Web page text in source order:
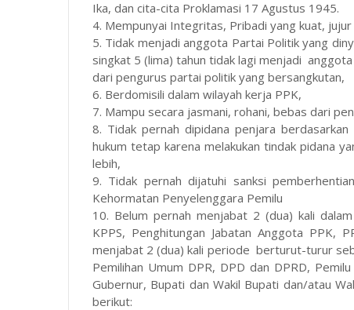
Ika, dan cita-cita Proklamasi 17 Agustus 1945.
4. Mempunyai Integritas, Pribadi yang kuat, jujur
5. Tidak menjadi anggota Partai Politik yang
singkat 5 (lima) tahun tidak lagi menjadi
dari pengurus partai politik yang bersangkutan,
6. Berdomisili dalam wilayah kerja PPK,
7. Mampu secara jasmani, rohani, bebas dari
8. Tidak pernah dipidana penjara
hukum tetap karena melakukan tindak pidana
lebih,
9. Tidak pernah dijatuhi sanksi
Kehormatan Penyelenggara Pemilu
10. Belum pernah menjabat 2 (dua) kali
KPPS, Penghitungan Jabatan Anggota PPK,
menjabat 2 (dua) kali periode berturut-turur
Pemilihan Umum DPR, DPD dan DPRD,
Gubernur, Bupati dan Wakil Bupati dan/atau
berikut: